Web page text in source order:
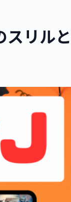
スリル